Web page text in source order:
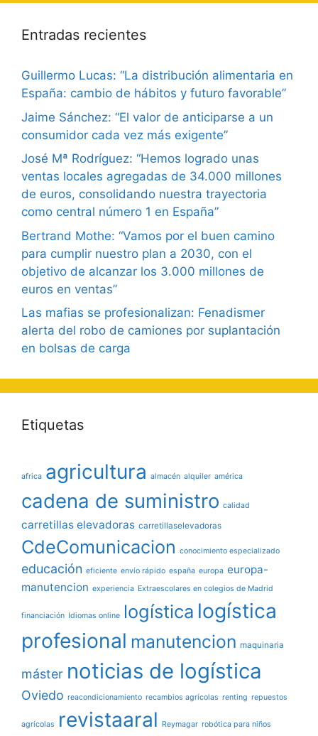
Entradas recientes
Guillermo Lucas: “La distribución alimentaria en
España: cambio de hábitos y futuro favorable”
Jaime Sánchez: “El valor de anticiparse a un
consumidor cada vez más exigente”
José Mª Rodríguez: “Hemos logrado unas
ventas locales agregadas de 34.000 millones
de euros, consolidando nuestra trayectoria
como central número 1 en España”
Bertrand Mothe: “Vamos por el buen camino
para cumplir nuestro plan a 2030, con el
objetivo de alcanzar los 3.000 millones de
euros en ventas”
Las mafias se profesionalizan: Fenadismer
alerta del robo de camiones por suplantación
en bolsas de carga
Etiquetas
africa agricultura almacén alquiler américa
cadena de suministro calidad
carretillas elevadoras carretillaselevadoras
CdeComunicacion conocimiento especializado
educación eficiente envío rápido españa europa europa-
manutencion experiencia Extraescolares en colegios de Madrid
financiación Idiomas online logística logística
profesional manutencion maquinaria
máster noticias de logística
Oviedo reacondicionamiento recambios agrícolas renting repuestos
agrícolas revistaaral Reymagar robótica para niños